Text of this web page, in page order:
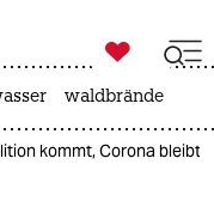

taz zahl ich
waldbrände
kommt, Corona bleibt